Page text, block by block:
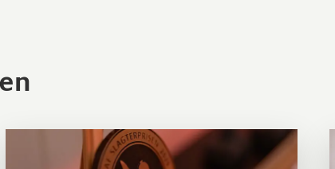
Læs mere om Se alle vinderne gennem årene